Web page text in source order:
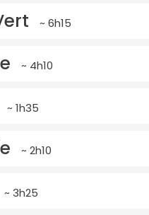
~ 6h15
~ 4h10
~ 1h35
~ 2h10
~ 3h25